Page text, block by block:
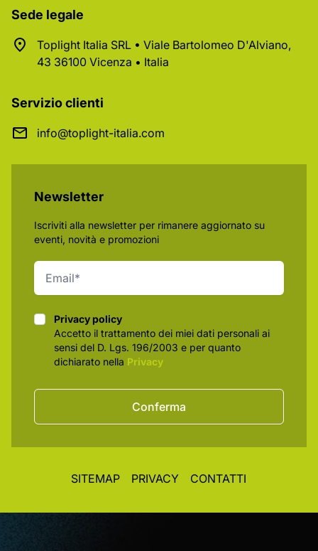
Sede legale
Toplight Italia SRL • Viale Bartolomeo D'Alviano,
43 36100 Vicenza • Italia
Servizio clienti
info@toplight-italia.com
Newsletter
Iscriviti alla newsletter per rimanere aggiornato su
eventi, novità e promozioni
Privacy policy
Privacy policy
Accetto il trattamento dei miei dati personali ai
sensi del D. Lgs. 196/2003 e per quanto
dichiarato nella Privacy
Conferma
SITEMAP PRIVACY CONTATTI